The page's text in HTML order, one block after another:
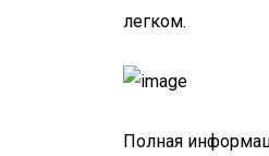
легком.
Полная